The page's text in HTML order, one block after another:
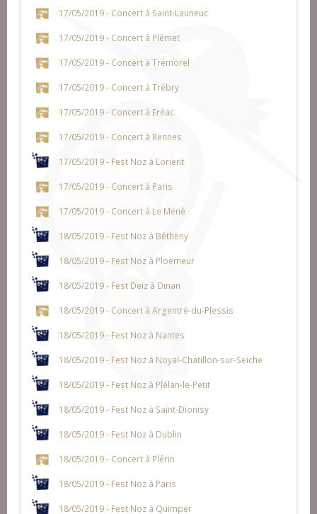
17/05/2019 - Concert à Saint-Launeuc
17/05/2019 - Concert à Plémet
17/05/2019 - Concert à Trémorel
17/05/2019 - Concert à Trébry
17/05/2019 - Concert à Eréac
17/05/2019 - Concert à Rennes
17/05/2019 - Fest Noz à Lorient
17/05/2019 - Concert à Paris
17/05/2019 - Concert à Le Méné
18/05/2019 - Fest Noz à Bétheny
18/05/2019 - Fest Noz à Ploemeur
18/05/2019 - Fest Deiz à Dinan
18/05/2019 - Concert à Argentré-du-Plessis
18/05/2019 - Fest Noz à Nantes
18/05/2019 - Fest Noz à Noyal-Chatillon-sur-Seiche
18/05/2019 - Fest Noz à Plélan-le-Petit
18/05/2019 - Fest Noz à Saint-Dionisy
18/05/2019 - Fest Noz à Dublin
18/05/2019 - Concert à Plérin
18/05/2019 - Fest Noz à Paris
18/05/2019 - Fest Noz à Quimper